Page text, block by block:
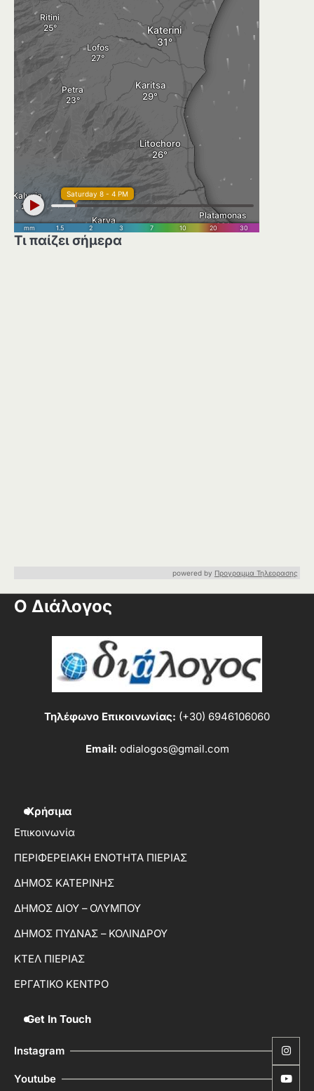
Τι παίζει σήμερα
powered by Προγραμμα Τηλεορασης
Ο Διάλογος
Τηλέφωνο Επικοινωνίας: (+30) 6946106060
Email: odialogos@gmail.com
Χρήσιμα
Επικοινωνία
ΠΕΡΙΦΕΡΕΙΑΚΗ ΕΝΟΤΗΤΑ ΠΙΕΡΙΑΣ
ΔΗΜΟΣ ΚΑΤΕΡΙΝΗΣ
ΔΗΜΟΣ ΔΙΟΥ – ΟΛΥΜΠΟΥ
ΔΗΜΟΣ ΠΥΔΝΑΣ – ΚΟΛΙΝΔΡΟΥ
ΚΤΕΛ ΠΙΕΡΙΑΣ
ΕΡΓΑΤΙΚΟ ΚΕΝΤΡΟ
Get In Touch
Instagram
Youtube